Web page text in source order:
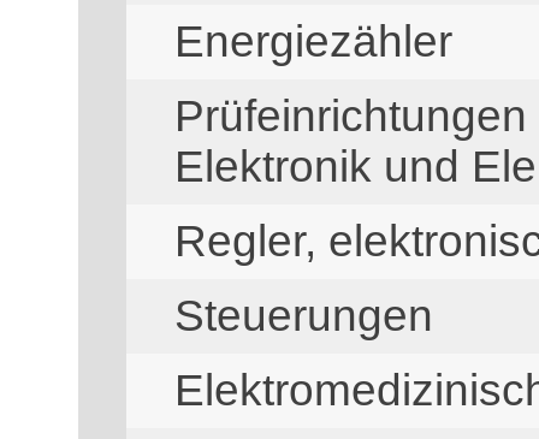
Energiezähler
Elektronik und
Regler,
Steuerungen